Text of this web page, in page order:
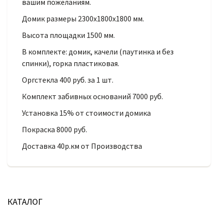
вашим пожеланиям.
Домик размеры 2300х1800х1800 мм.
Высота площадки 1500 мм.
В комплекте: домик, качели (паутинка и без
спинки), горка пластиковая.
Оргстекла 400 руб. за 1 шт.
Комплект забивных оснований 7000 руб.
Установка 15% от стоимости домика
Покраска 8000 руб.
Доставка 40р.км от Производства
КАТАЛОГ